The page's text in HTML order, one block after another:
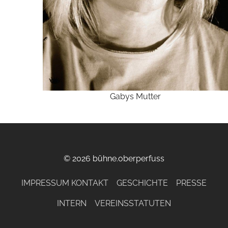
Gabys Mutter
© 2026 bühne.oberperfuss
IMPRESSUM KONTAKT GESCHICHTE PRESSE
INTERN VEREINSSTATUTEN